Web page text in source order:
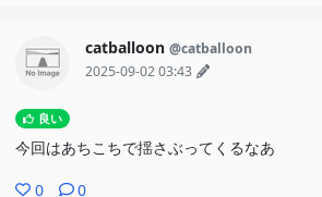
catballoon @catballoon
2025-09-02 03:43
良い
今回はあちこちで揺さぶってくるなあ
0 0